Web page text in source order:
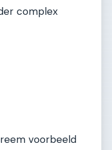
complex
voorbeeld